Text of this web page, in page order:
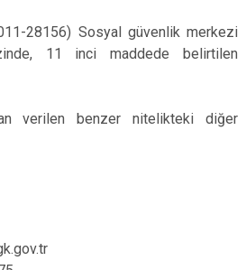
28156) Sosyal güvenlik merkezi
11 inci maddede belirtilen
verilen benzer nitelikteki diğer